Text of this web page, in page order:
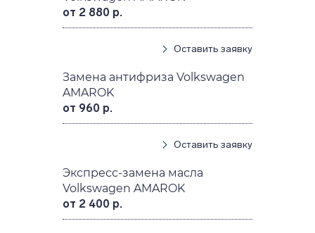
от 2 880 р.
Оставить заявку
Замена антифриза Volkswagen
AMAROK
от 960 р.
Оставить заявку
Экспресс-замена масла
Volkswagen AMAROK
от 2 400 р.